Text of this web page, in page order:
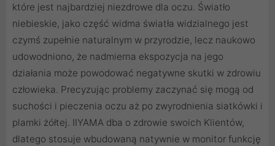
które jest najbardziej niezdrowe dla oczu. Światło
niebieskie, jako część widma światła widzialnego jest
czymś zupełnie naturalnym w przyrodzie, lecz naukowo
udowodniono, że nadmierna ekspozycja na jego
działania może powodować negatywne skutki w zdrowiu
człowieka. Precyzując problemy zaczynać się mogą od
suchości i pieczenia oczu aż po zwyrodnienia siatkówki i
plamki żółtej. IIYAMA dba o zdrowie swoich Klientów,
dlatego stosuje wbudowaną natywnie w monitor funkcję